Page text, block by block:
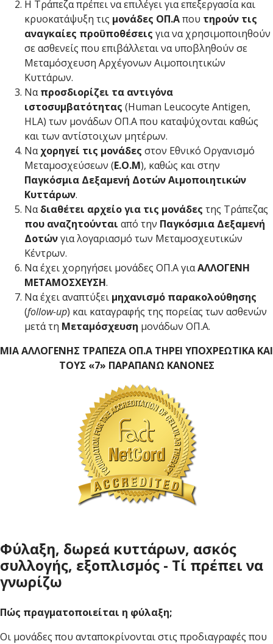
Η Τράπεζα πρέπει να επιλέγει για επεξεργασία και
κρυοκατάψυξη τις μονάδες ΟΠ.Απου τηρούν τις
αναγκαίες προϋποθέσεις για να χρησιμοποιηθούν
σε ασθενείς που επιβάλλεται να υποβληθούν σε
Μεταμόσχευση Αρχέγονων Αιμοποιητικών
Κυττάρων.
Ναπροσδιορίζει τα αντιγόνα
ιστοσυμβατότητας (Human Leucocyte Antigen,
HLA) των μονάδων ΟΠ.Α που καταψύχονται καθώς
και των αντίστοιχων μητέρων.
Ναχορηγεί τις μονάδες στον Εθνικό Οργανισμό
Μεταμοσχεύσεων (Ε.Ο.Μ), καθώς και στην
Παγκόσμια Δεξαμενή Δοτών Αιμοποιητικών
Κυττάρων.
Ναδιαθέτει αρχείο για τις μονάδες της Τράπεζας
που αναζητούνται από την Παγκόσμια Δεξαμενή
Δοτώνγια λογαριασμό των Μεταμοσχευτικών
Κέντρων.
Να έχει χορηγήσει μονάδες ΟΠ.Α γιαΑΛΛΟΓΕΝΗ
ΜΕΤΑΜΟΣΧΕΥΣΗ.
Να έχει αναπτύξει μηχανισμό παρακολούθησης
(follow-up) και καταγραφής της πορείας των ασθενών
μετά τη Μεταμόσχευση μονάδων ΟΠ.Α.
ΜΙΑ ΑΛΛΟΓΕΝΗΣ ΤΡΑΠΕΖΑ ΟΠ.Α ΤΗΡΕΙ ΥΠΟΧΡΕΩΤΙΚΑ ΚΑΙ
ΤΟΥΣ «7» ΠΑΡΑΠΑΝΩ ΚΑΝΟΝΕΣ
Φύλαξη, δωρεά κυττάρων, ασκός
συλλογής, εξοπλισμός - Τί πρέπει να
γνωρίζω
Πώς πραγματοποιείται η φύλαξη;
Οι μονάδες που ανταποκρίνονται στις προδιαγραφές που